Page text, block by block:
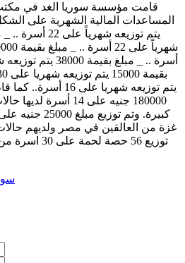
قامت مؤسسة سوريا الغد في
يتم توزيعه شهريا
180000 جنيه على 14
غزة من العالقين في مصر ولديهم
توزيع 56 حصة